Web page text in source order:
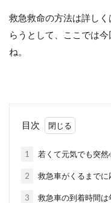
救急救命の方法は詳し
らうとして、ここでは
ね。
目次
1 若くて元気でも突
2 救急車がくるまで
3 救急車の到着時間